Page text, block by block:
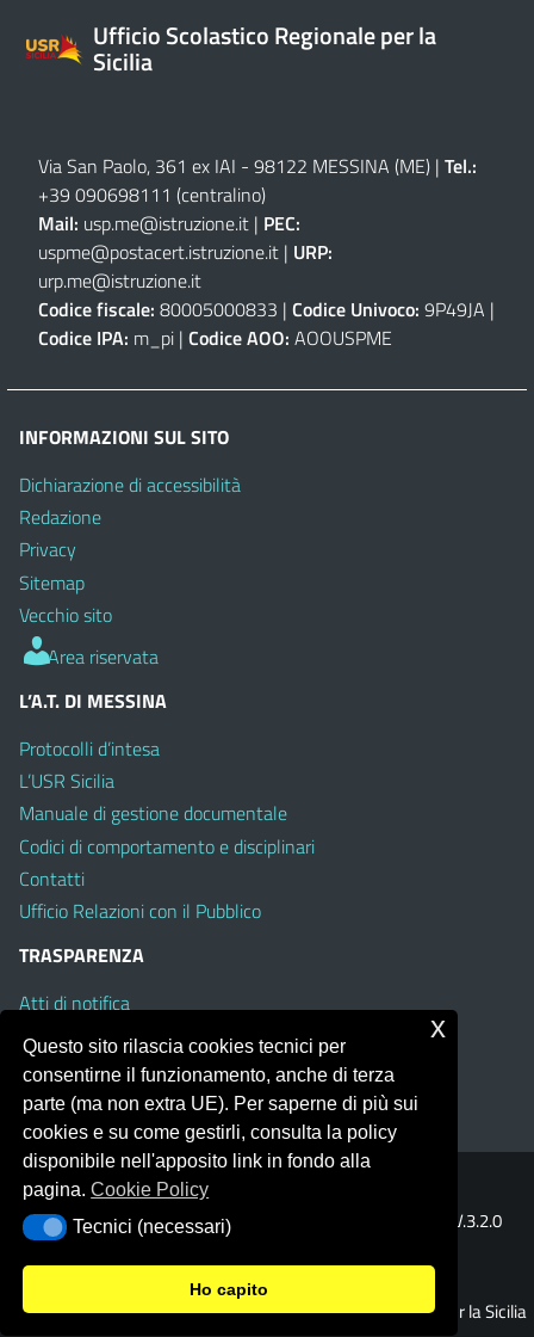
Ufficio Scolastico Regionale per la
Sicilia
Via San Paolo, 361 ex IAI - 98122 MESSINA (ME) | Tel.:
+39 090698111 (centralino)
Mail: usp.me@istruzione.it | PEC:
uspme@postacert.istruzione.it | URP:
urp.me@istruzione.it
Codice fiscale: 80005000833 | Codice Univoco: 9P49JA |
Codice IPA: m_pi | Codice AOO: AOOUSPME
INFORMAZIONI SUL SITO
Dichiarazione di accessibilità
Redazione
Privacy
Sitemap
Vecchio sito
Area riservata
L’A.T. DI MESSINA
Protocolli d’intesa
L’USR Sicilia
Manuale di gestione documentale
Codici di comportamento e disciplinari
Contatti
Ufficio Relazioni con il Pubblico
TRASPARENZA
Atti di notifica
Albo on line
Amministrazione Trasparente
Obiettivi di Accessibilità
Portale realizzato con la piattaforma
Template Italia configurato sul tema accessibile
V.3.2.0
(Mizar)
© 2026 Ufficio Scolastico Regionale per la Sicilia
Questo sito rilascia cookies tecnici per
consentirne il funzionamento, anche di terza
parte (ma non extra UE). Per saperne di più sui
cookies e su come gestirli, consulta la policy
disponibile nell'apposito link in fondo alla
pagina.Cookie Policy
Tecnici (necessari)
Tecnici (necessari)
Ho capito
x